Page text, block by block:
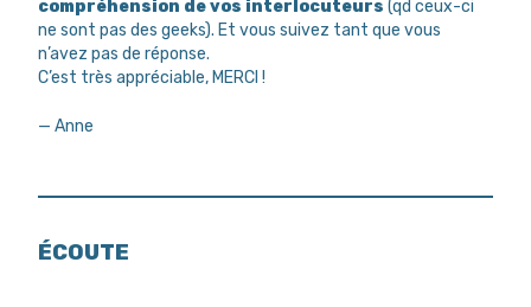
compréhension de vos interlocuteurs (qd ceux-ci
ne sont pas des geeks). Et vous suivez tant que vous
n’avez pas de réponse.
C’est très appréciable, MERCI !
— Anne
ÉCOUTE